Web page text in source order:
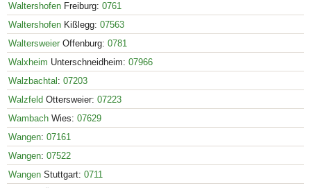
Waltershofen Freiburg: 0761
Waltershofen Kißlegg: 07563
Waltersweier Offenburg: 0781
Walxheim Unterschneidheim: 07966
Walzbachtal : 07203
Walzfeld Ottersweier: 07223
Wambach Wies: 07629
Wangen: 07161
Wangen: 07522
Wangen Stuttgart: 0711